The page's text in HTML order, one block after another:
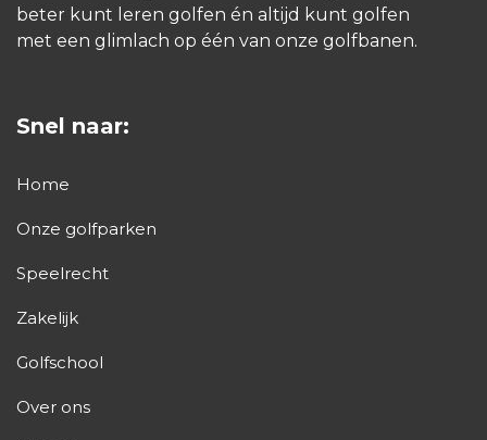
beter kunt leren golfen én altijd kunt golfen
met een glimlach op één van onze golfbanen.
Snel naar:
Home
Onze golfparken
Speelrecht
Zakelijk
Golfschool
Over ons